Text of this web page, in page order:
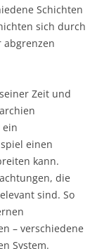
Schichten
sich durch
abgrenzen
Zeit und
ein
einen
kann.
die
sind. So
– verschiedene
System.